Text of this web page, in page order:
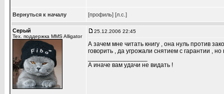
Вернуться к началу [профиль] [л.с.]
Серый
Тех. поддержка MMS Alligator
25.12.2006 22:45
А зачем мне читать книгу , она нуль против
говорить , да угрожали снятием с гарантии ,
А иначе вам удачи не видать !